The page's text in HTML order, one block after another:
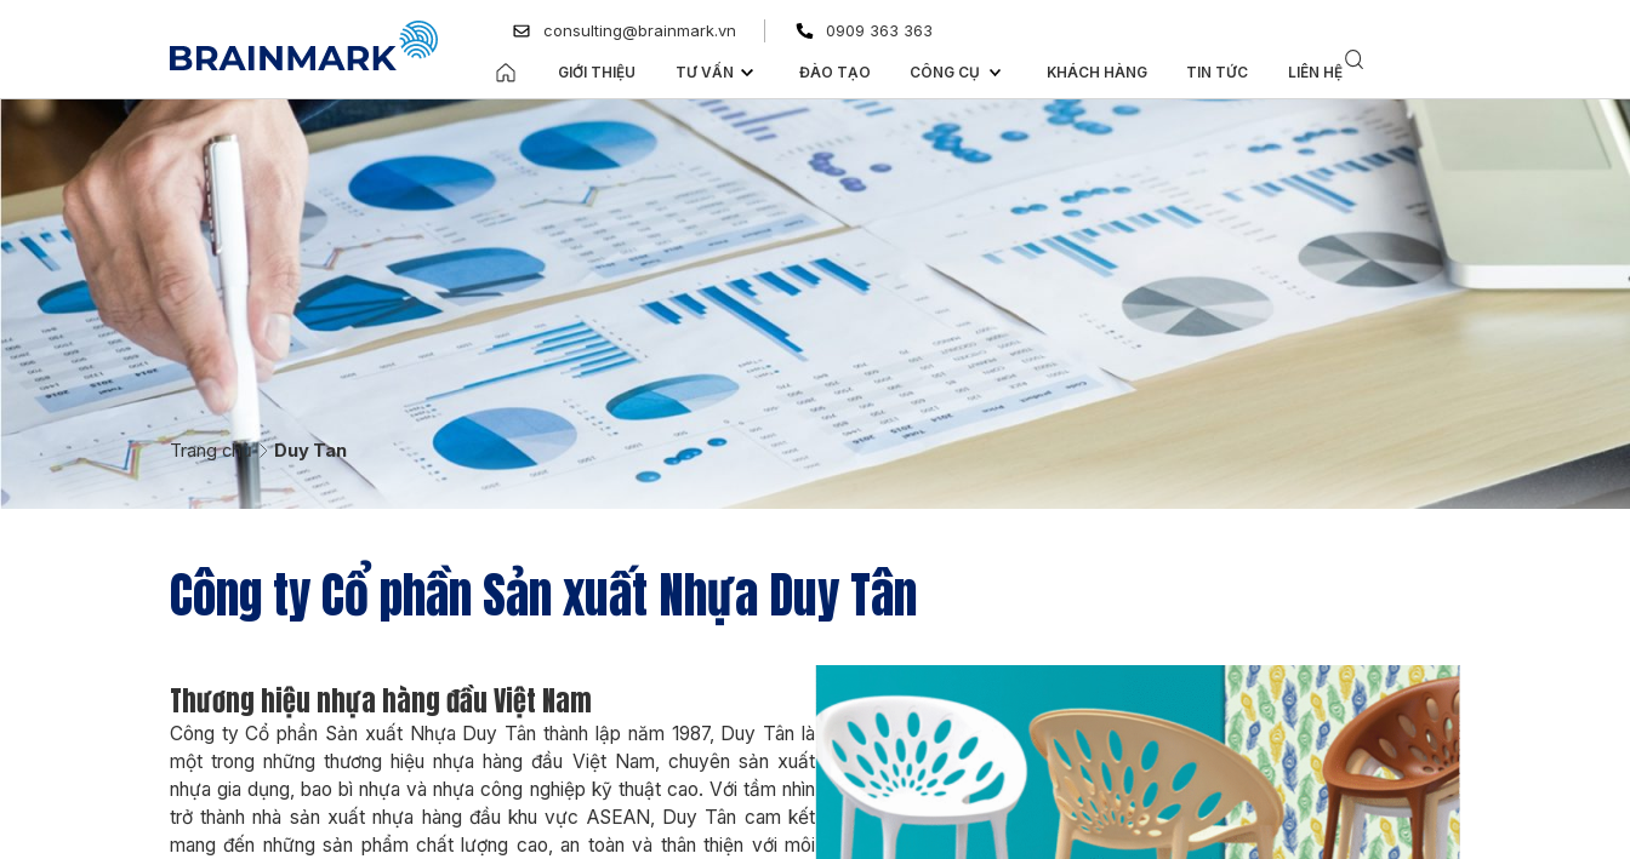
consulting@brainmark.vn 0909 363 363
GIỚI THIỆU TƯ VẤN ĐÀO TẠO CÔNG CỤ KHÁCH HÀNG TIN TỨC LIÊN HỆ
Trang chủ Duy Tan
Công ty Cổ phần Sản xuất Nhựa Duy Tân
Thương hiệu nhựa hàng đầu Việt Nam
Công ty Cổ phần Sản xuất Nhựa Duy Tân thành lập năm 1987, Duy Tân là
một trong những thương hiệu nhựa hàng đầu Việt Nam, chuyên sản xuất
nhựa gia dụng, bao bì nhựa và nhựa công nghiệp kỹ thuật cao. Với tầm nhìn
trở thành nhà sản xuất nhựa hàng đầu khu vực ASEAN, Duy Tân cam kết
mang đến những sản phẩm chất lượng cao, an toàn và thân thiện với môi